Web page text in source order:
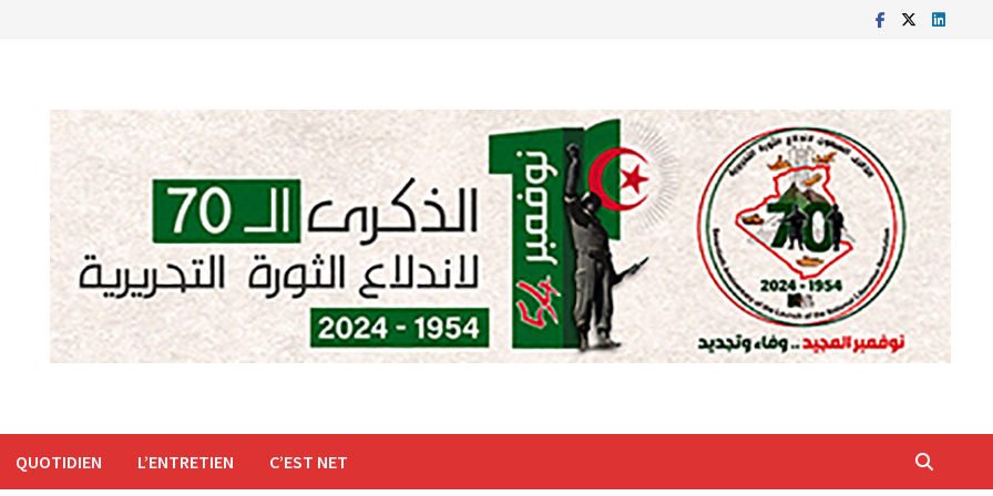
QUOTIDIEN L’ENTRETIEN C’EST NET